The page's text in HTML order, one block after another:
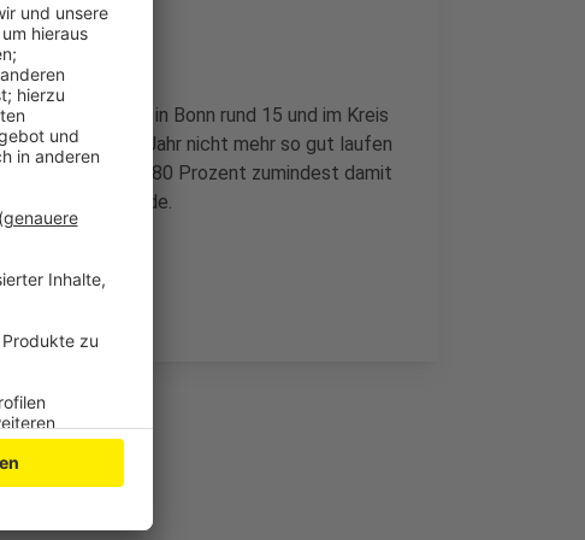
Zwar rechnen in Bonn rund 15 und im Kreis
kommenden Jahr nicht mehr so gut laufen
die übrigen rund 80 Prozent zumindest damit
wie jetzt gerade.